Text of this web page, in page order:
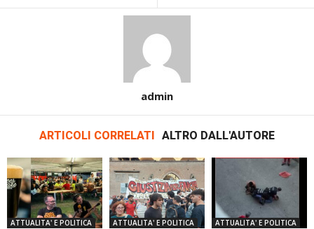
admin
ARTICOLI CORRELATI ALTRO DALL'AUTORE
ATTUALITA' E POLITICA ATTUALITA' E POLITICA ATTUALITA' E POLITICA